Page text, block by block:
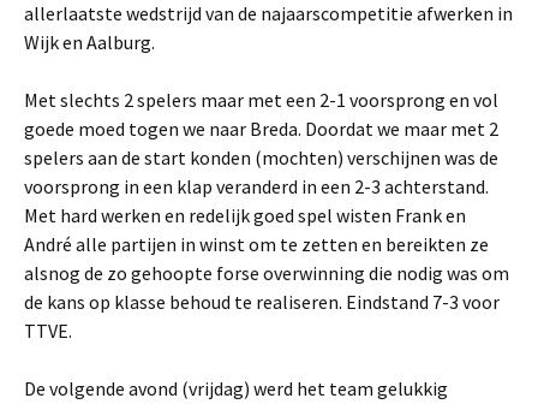
allerlaatste wedstrijd van de najaarscompetitie afwerken in
Wijk en Aalburg.
Met slechts 2 spelers maar met een 2-1 voorsprong en vol
goede moed togen we naar Breda. Doordat we maar met 2
spelers aan de start konden (mochten) verschijnen was de
voorsprong in een klap veranderd in een 2-3 achterstand.
Met hard werken en redelijk goed spel wisten Frank en
André alle partijen in winst om te zetten en bereikten ze
alsnog de zo gehoopte forse overwinning die nodig was om
de kans op klasse behoud te realiseren. Eindstand 7-3 voor
TTVE.
De volgende avond (vrijdag) werd het team gelukkig